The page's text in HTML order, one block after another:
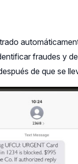
fraudes y
de que se